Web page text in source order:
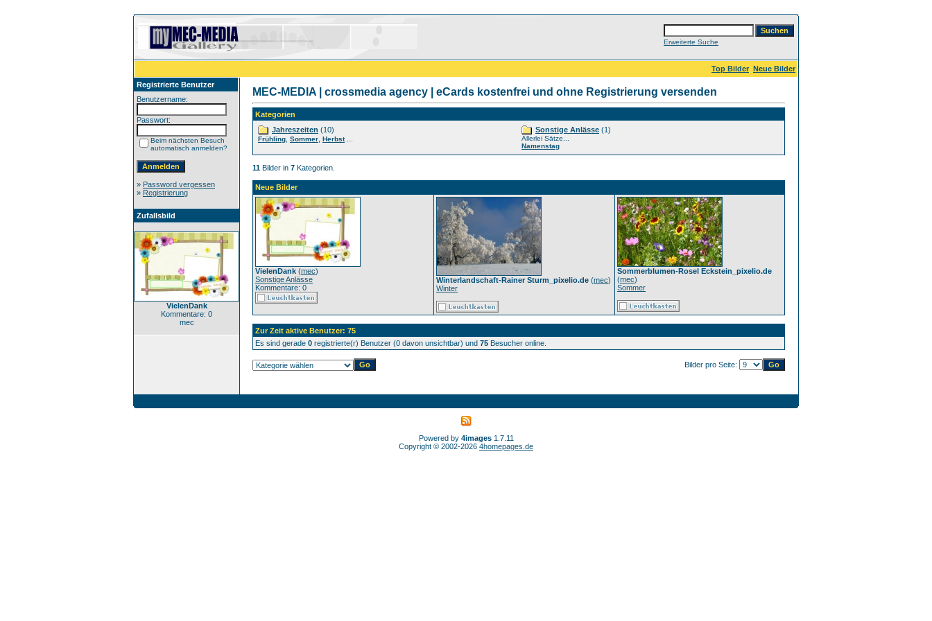
Erweiterte Suche
Top Bilder Neue Bilder
Registrierte Benutzer
Benutzername:
Passwort:
Beim nächsten Besuch
automatisch anmelden?
» Password vergessen
» Registrierung
Zufallsbild
VielenDank
Kommentare: 0
mec
MEC-MEDIA | crossmedia agency | eCards kostenfrei und ohne Registrierung versenden
Kategorien
Jahreszeiten (10)
Frühling Sommer Herbst...
Sonstige Anlässe (1)
Allerlei Sätze...
Namenstag
11 Bilder in 7 Kategorien.
Neue Bilder
VielenDank (mec)
Sonstige Anlässe
Kommentare: 0
Winterlandschaft-Rainer Sturm_pixelio.de (mec)
Winter
Sommerblumen-Rosel Eckstein_pixelio.de
(mec)
Sommer
Zur Zeit aktive Benutzer: 75
Es sind gerade 0 registrierte(r) Benutzer (0 davon unsichtbar) und 75 Besucher online.
Bilder pro Seite:
Powered by 4images1.7.11
Copyright © 2002-2026 4homepages.de